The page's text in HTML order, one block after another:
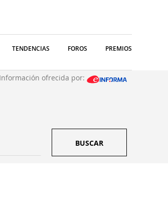
TENDENCIAS FOROS PREMIOS
Información ofrecida por:
BUSCAR